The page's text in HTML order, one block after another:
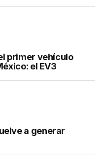
primer vehículo
el EV3
a generar